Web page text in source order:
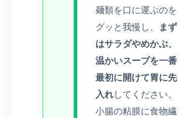
麺類を口に運ぶのを
グッと我慢し、
まず
はサラダやめかぶ、
温かいスープを一番
最初に開けて胃に先
入れしてください。
小腸の粘膜に食物繊